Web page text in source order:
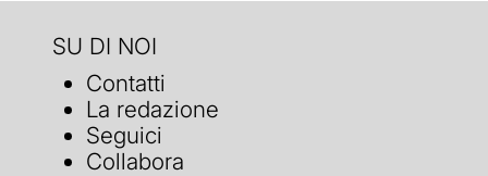
SU DI NOI
Contatti
La redazione
Seguici
Collabora